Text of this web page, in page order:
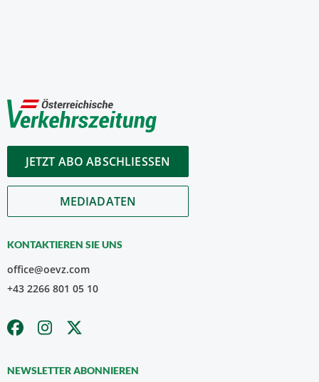
JETZT ABO ABSCHLIESSEN
MEDIADATEN
KONTAKTIEREN SIE UNS
office@oevz.com
+43 2266 801 05 10
NEWSLETTER ABONNIEREN